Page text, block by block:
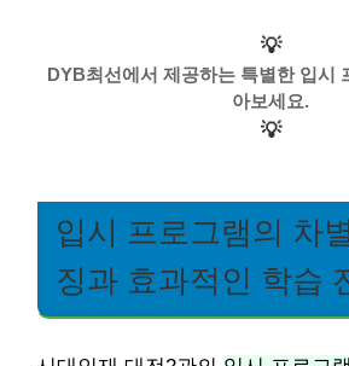
💡
DYB최선에서 제공하는 특별한 입시
아보세요.
💡
입시 프로그램의 차
징과 효과적인 학습